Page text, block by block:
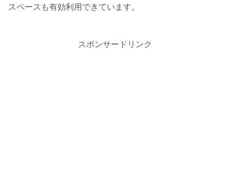
スペースも有効利用できています。
スポンサードリンク